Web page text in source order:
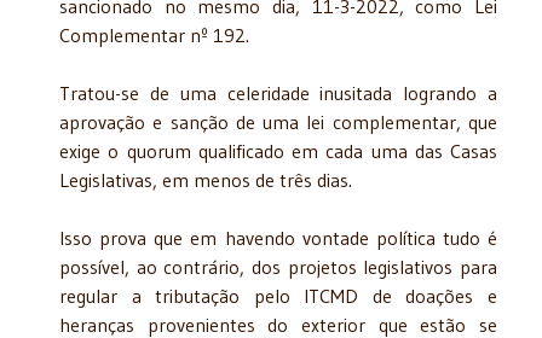
sancionado no mesmo dia, 11-3-2022, como Lei
Complementar nº 192.
Tratou-se de uma celeridade inusitada logrando a
aprovação e sanção de uma lei complementar, que
exige o quorum qualificado em cada uma das Casas
Legislativas, em menos de três dias.
Isso prova que em havendo vontade política tudo é
possível, ao contrário, dos projetos legislativos para
regular a tributação pelo ITCMD de doações e
heranças provenientes do exterior que estão se